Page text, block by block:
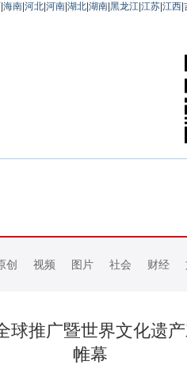
海南 河北 河南 湖北 湖南 黑龙江 江苏 江西
创 视频 图片 社会 财经
球推广暨世界文化遗
帷幕